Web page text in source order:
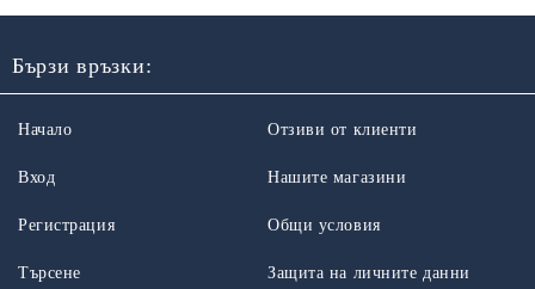
Бързи връзки:
Начало
Вход
Регистрация
Търсене
Отзиви от клиенти
Нашите магазини
Общи условия
Защита на личните данни